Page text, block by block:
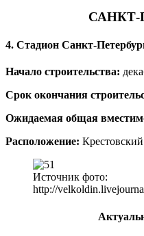
САНКТ-
4. Стадион Санкт-
Начало строительства:
Срок окончания
Ожидаемая общая
Расположение:
Источник фото:
http://